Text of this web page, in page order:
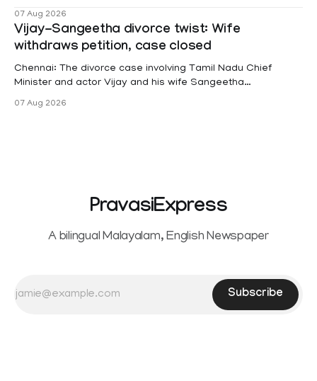
projects are eligible for paid medical leave following
hysterectomy surgery under the Kerala Service Rules
(KSR). The court noted that since essential benefits like
maternity
07 Aug 2026
Vijay-Sangeetha divorce twist: Wife
withdraws petition, case closed
Chennai: The divorce case involving Tamil Nadu Chief
Minister and actor Vijay and his wife Sangeetha
Sowrnalingam has taken a new turn after Sangeetha
07 Aug 2026
PravasiExpress
A bilingual Malayalam, English Newspaper
Subscribe